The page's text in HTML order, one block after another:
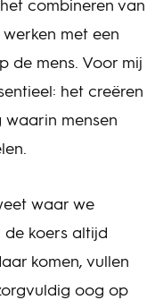
combineren van
met een
de mens. Voor mij
het creëren
waarin mensen
waar we
koers altijd
komen, vullen
oog op